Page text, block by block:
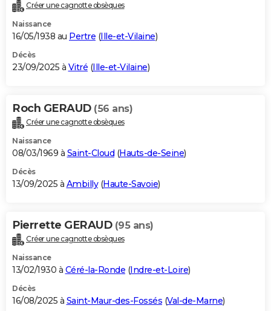
Créer une cagnotte obsèques
Naissance
16/05/1938 au Pertre (Ille-et-Vilaine)
Décès
23/09/2025 à Vitré (Ille-et-Vilaine)
Roch GERAUD (56 ans)
Créer une cagnotte obsèques
Naissance
08/03/1969 à Saint-Cloud (Hauts-de-Seine)
Décès
13/09/2025 à Ambilly(Haute-Savoie)
Pierrette GERAUD (95 ans)
Créer une cagnotte obsèques
Naissance
13/02/1930 à Céré-la-Ronde (Indre-et-Loire)
Décès
16/08/2025 à Saint-Maur-des-Fossés (Val-de-Marne)